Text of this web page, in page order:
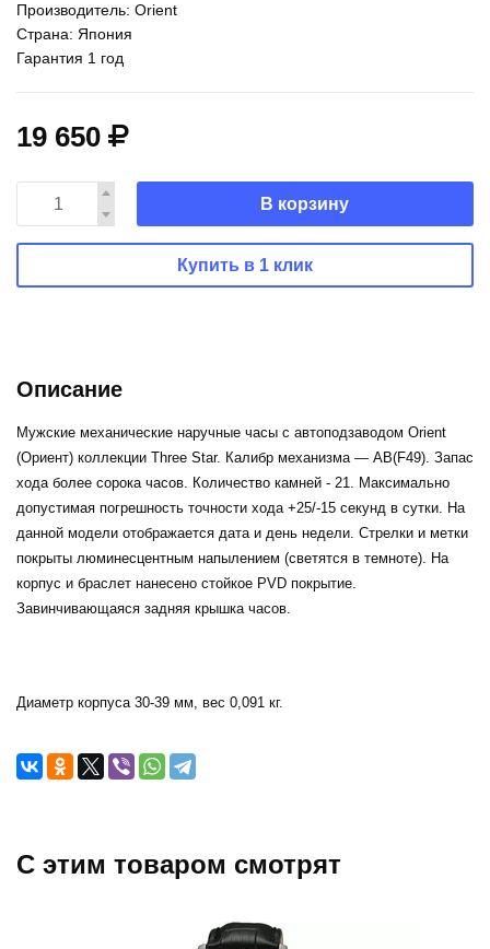
Производитель: Orient
Страна: Япония
Гарантия 1 год
19 650
В корзину
Купить в 1 клик
Описание
Мужские механические наручные часы с автоподзаводом Orient
(Ориент) коллекции Three Star. Калибр механизма — AB(F49). Запас
хода более сорока часов. Количество камней - 21. Максимально
допустимая погрешность точности хода +25/-15 секунд в сутки. На
данной модели отображается дата и день недели. Стрелки и метки
покрыты люминесцентным напылением (светятся в темноте). На
корпус и браслет нанесено стойкое PVD покрытие.
Завинчивающаяся задняя крышка часов.
Диаметр корпуса 30-39 мм, вес 0,091 кг.
C этим товаром смотрят